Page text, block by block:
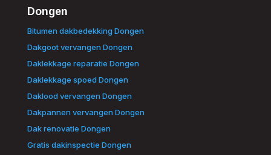
Dongen
Bitumen dakbedekking Dongen
Dakgoot vervangen Dongen
Daklekkage reparatie Dongen
Daklekkage spoed Dongen
Daklood vervangen Dongen
Dakpannen vervangen Dongen
Dak renovatie Dongen
Gratis dakinspectie Dongen